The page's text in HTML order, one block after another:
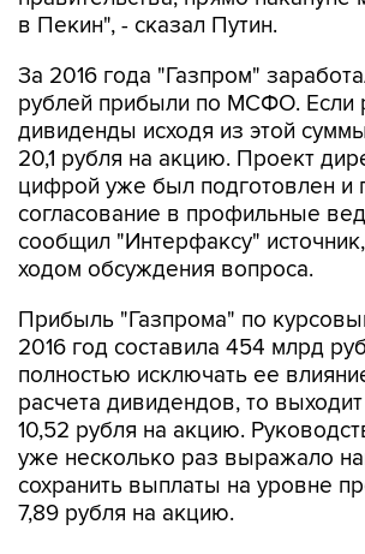
За 2016 года "Газпром"
дивиденды исходя из этой
20,1 рубля на акцию. Проект
цифрой уже был подготовлен и
согласование в профильные
сообщил "Интерфаксу" источник,
ходом обсуждения вопроса.
Прибыль "Газпрома" по
полностью исключать ее
расчета дивидендов, то выходит
10,52 рубля на акцию.
уже несколько раз выражало
сохранить выплаты на уровне
7,89 рубля на акцию.
Совет директоров "Газпрома"